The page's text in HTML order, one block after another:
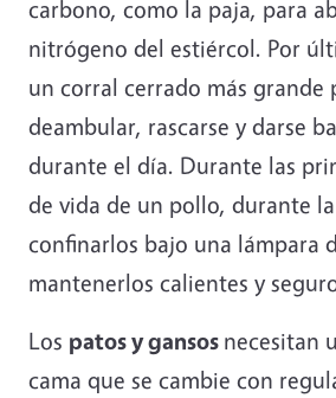
carbono, como la paja, para
nitrógeno del estiércol. Por
un corral cerrado más grande
deambular, rascarse y darse
durante el día. Durante las
de vida de un pollo, durante
confinarlos bajo una lámpara
mantenerlos calientes y
Los patos y gansos necesitan
cama que se cambie con